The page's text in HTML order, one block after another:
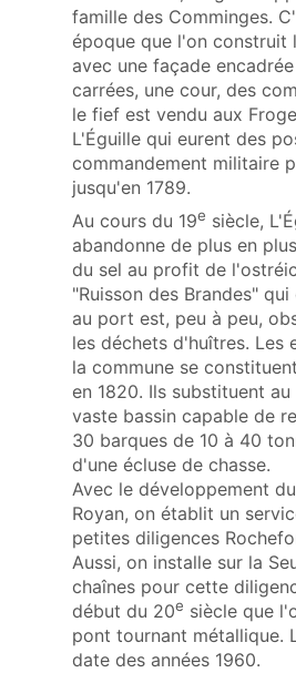
famille des Comminges.
époque que l'on construit
avec une façade
carrées, une cour, des
le fief est vendu aux
L'Éguille qui eurent des
commandement militaire
jusqu'en 1789.
Au cours du 19e siècle,
abandonne de plus en
du sel au profit de
"Ruisson des Brandes"
au port est, peu à peu,
les déchets d'huîtres. Les
la commune se
en 1820. Ils substituent au
vaste bassin capable de
30 barques de 10 à 40
d'une écluse de chasse.
Avec le développement
Royan, on établit un
petites diligences
Aussi, on installe sur la
chaînes pour cette
début du 20e siècle que
pont tournant métallique.
date des années 1960.